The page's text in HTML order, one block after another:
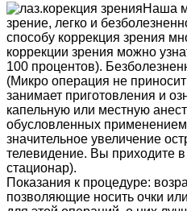
Наша
зрение, легко и
способу коррекция зрения
коррекции зрения можно
100 процентов).
(Микро операция не
занимает приготовления и
капельную или местную
обусловленных
значительное увеличение
телевидение. Вы приходите
стационар).
Показания к процедуре:
позволяющие носить очки